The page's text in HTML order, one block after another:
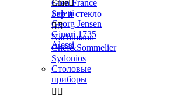
Gien France
Seletti
Georg Jensen
Ginori 1735
Alessi
Еще
Бар и стекло

Nachtmann
Chef&Sommelier
Sydonios
Столовые
приборы
 